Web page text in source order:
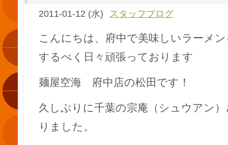
2011-01-12 (水) スタッフブログ
こんにちは、府中で美味しいラーメ
するべく日々頑張っております
麺屋空海 府中店の松田です！
久しぶりに千葉の宗庵（シュウアン
りました。